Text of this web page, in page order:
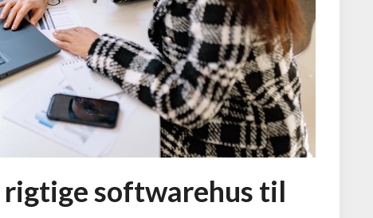
softwarehus til